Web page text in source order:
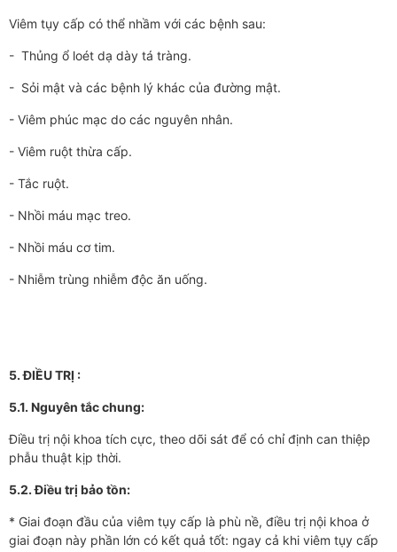
Viêm tụy cấp có thể nhầm với các bệnh sau:
- Thủng ổ loét dạ dày tá tràng.
- Sỏi mật và các bệnh lý khác của đường mật.
- Viêm phúc mạc do các nguyên nhân.
- Viêm ruột thừa cấp.
- Tắc ruột.
- Nhồi máu mạc treo.
- Nhồi máu cơ tim.
- Nhiễm trùng nhiễm độc ăn uống.
5. ĐIỀU TRỊ :
5.1. Nguyên tắc chung:
Điều trị nội khoa tích cực, theo dõi sát để có chỉ định can thiệp
phẫu thuật kịp thời.
5.2. Điều trị bảo tồn:
* Giai đoạn đầu của viêm tụy cấp là phù nề, điều trị nội khoa ở
giai đoạn này phần lớn có kết quả tốt: ngay cả khi viêm tụy cấp